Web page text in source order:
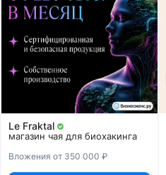
Le Fraktal
магазин чая для биохакинга
Вложения от 350 000 ₽